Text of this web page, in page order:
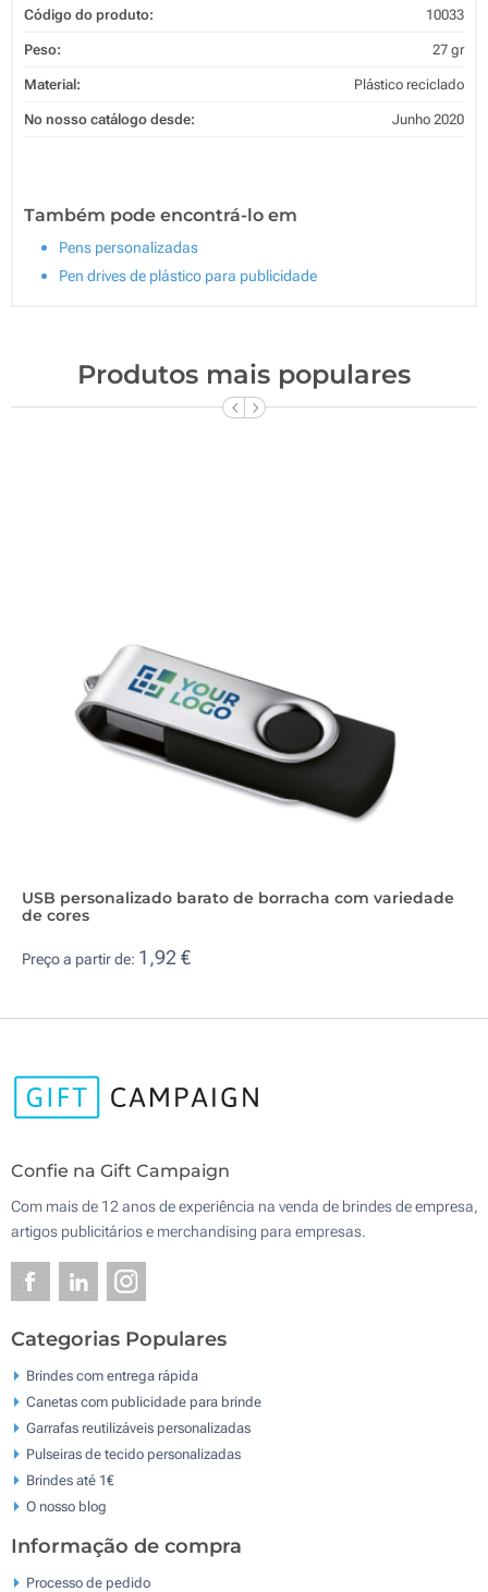
Código do produto: 10033
Peso: 27 gr
Material: Plástico reciclado
No nosso catálogo desde: Junho 2020
Também pode encontrá-lo em
Pens personalizadas
Pen drives de plástico para publicidade
Produtos mais populares
USB personalizado barato de borracha com variedade
de cores
Preço a partir de: 1,92 €
Confie na Gift Campaign
Com mais de 12 anos de experiência na venda de brindes de empresa,
artigos publicitários e merchandising para empresas.
Categorias Populares
Brindes com entrega rápida
Canetas com publicidade para brinde
Garrafas reutilizáveis personalizadas
Pulseiras de tecido personalizadas
Brindes até 1€
O nosso blog
Informação de compra
Processo de pedido